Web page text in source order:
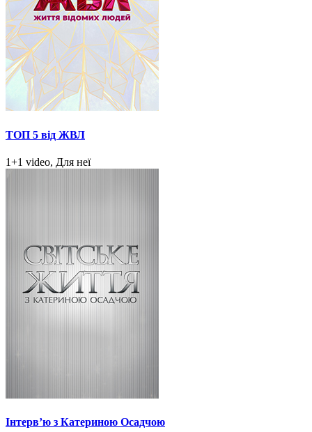
ТОП 5 від ЖВЛ
1+1 video, Для неї
Інтерв’ю з Катериною Осадчою